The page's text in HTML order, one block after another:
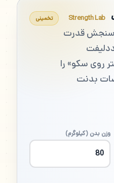
Strength Lab
سنجش قدرت
روی سکو» را
بدنت
تخمینی
وزن بدن (کیلوگرم)